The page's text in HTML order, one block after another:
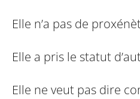
Elle n’a pas de
Elle a pris le statut
Elle ne veut pas dire